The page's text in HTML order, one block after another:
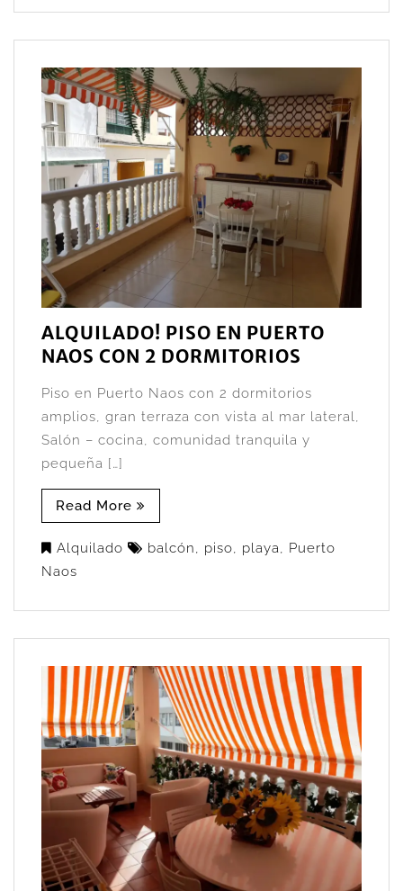
ALQUILADO! PISO EN PUERTO
NAOS CON 2 DORMITORIOS
Piso en Puerto Naos con 2 dormitorios
amplios, gran terraza con vista al mar lateral,
Salón – cocina, comunidad tranquila y
pequeña […]
Read More
Alquilado balcón, piso, playa, Puerto
Naos